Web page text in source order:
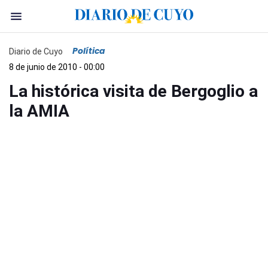
Diario de Cuyo Política
8 de junio de 2010 - 00:00
La histórica visita de Bergoglio a
la AMIA